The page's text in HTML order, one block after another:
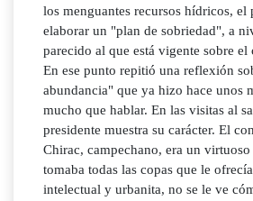
los menguantes recursos hídricos, el
elaborar un "plan de sobriedad", a
parecido al que está vigente sobre
En ese punto repitió una reflexión
abundancia" que ya hizo hace unos
mucho que hablar. En las visitas al
presidente muestra su carácter. El
Chirac, campechano, era un
tomaba todas las copas que le
intelectual y urbanita, no se le ve